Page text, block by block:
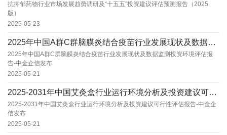
抗抑郁药物行业市场发展趋势调研及“十五五”投资建议评估预测报告（2025
版）
2025-05-23
2025年中国A群C群脑膜炎结合疫苗行业发展现状及数据监测投资环境评估报告-中金企信发布
2025年中国A群C群脑膜炎结合疫苗行业发展现状及数据监测投资环境评估报
告-中金企信发布
2025-05-21
2025-2031年中国艾灸盒行业运行环境分析及投资建议可行性评估报告-中金企信发布
2025-2031年中国艾灸盒行业运行环境分析及投资建议可行性评估报告-中金企
信发布
2025-05-21